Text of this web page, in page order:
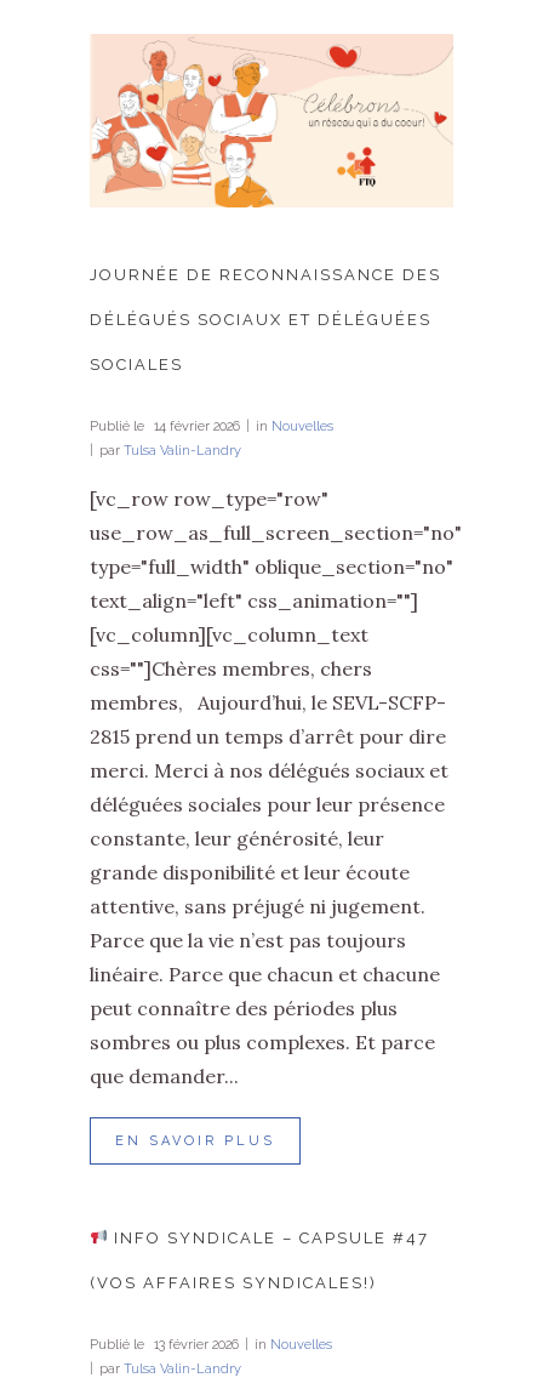
JOURNÉE DE RECONNAISSANCE DES
DÉLÉGUÉS SOCIAUX ET DÉLÉGUÉES
SOCIALES
Publié le 14 février 2026 in Nouvelles
par Tulsa Valin-Landry
[vc_row row_type="row"
use_row_as_full_screen_section="no"
type="full_width" oblique_section="no"
text_align="left" css_animation=""]
[vc_column][vc_column_text
css=""]Chères membres, chers
membres, Aujourd’hui, le SEVL-SCFP-
2815 prend un temps d’arrêt pour dire
merci. Merci à nos délégués sociaux et
déléguées sociales pour leur présence
constante, leur générosité, leur
grande disponibilité et leur écoute
attentive, sans préjugé ni jugement.
Parce que la vie n’est pas toujours
linéaire. Parce que chacun et chacune
peut connaître des périodes plus
sombres ou plus complexes. Et parce
que demander...
EN SAVOIR PLUS
INFO SYNDICALE – CAPSULE #47
(VOS AFFAIRES SYNDICALES!)
Publié le 13 février 2026 in Nouvelles
par Tulsa Valin-Landry